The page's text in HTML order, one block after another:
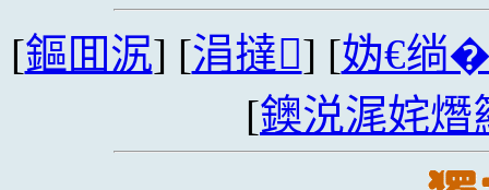
[鏂囬泦] [涓撻] [妫€绱
[鐭涚浘姹熸